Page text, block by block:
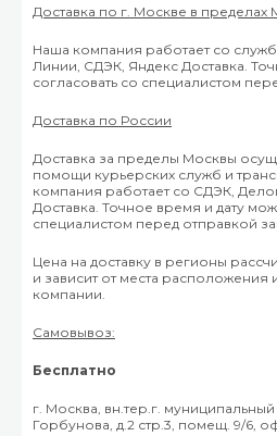
Доставка по г. Москве в пределах
Наша компания работает со
Линии, СДЭК, Яндекс Доставка.
согласовать со специалистом
Доставка по России
Доставка за пределы Москвы
помощи курьерских служб и
компания работает со СДЭК,
Доставка. Точное время и дату
специалистом перед отправкой
Цена на доставку в регионы
и зависит от места расположения
компании.
Самовывоз:
Бесплатно
г. Москва, вн.тер.г.
Горбунова, д.2 стр.3, помещ. 9/6,